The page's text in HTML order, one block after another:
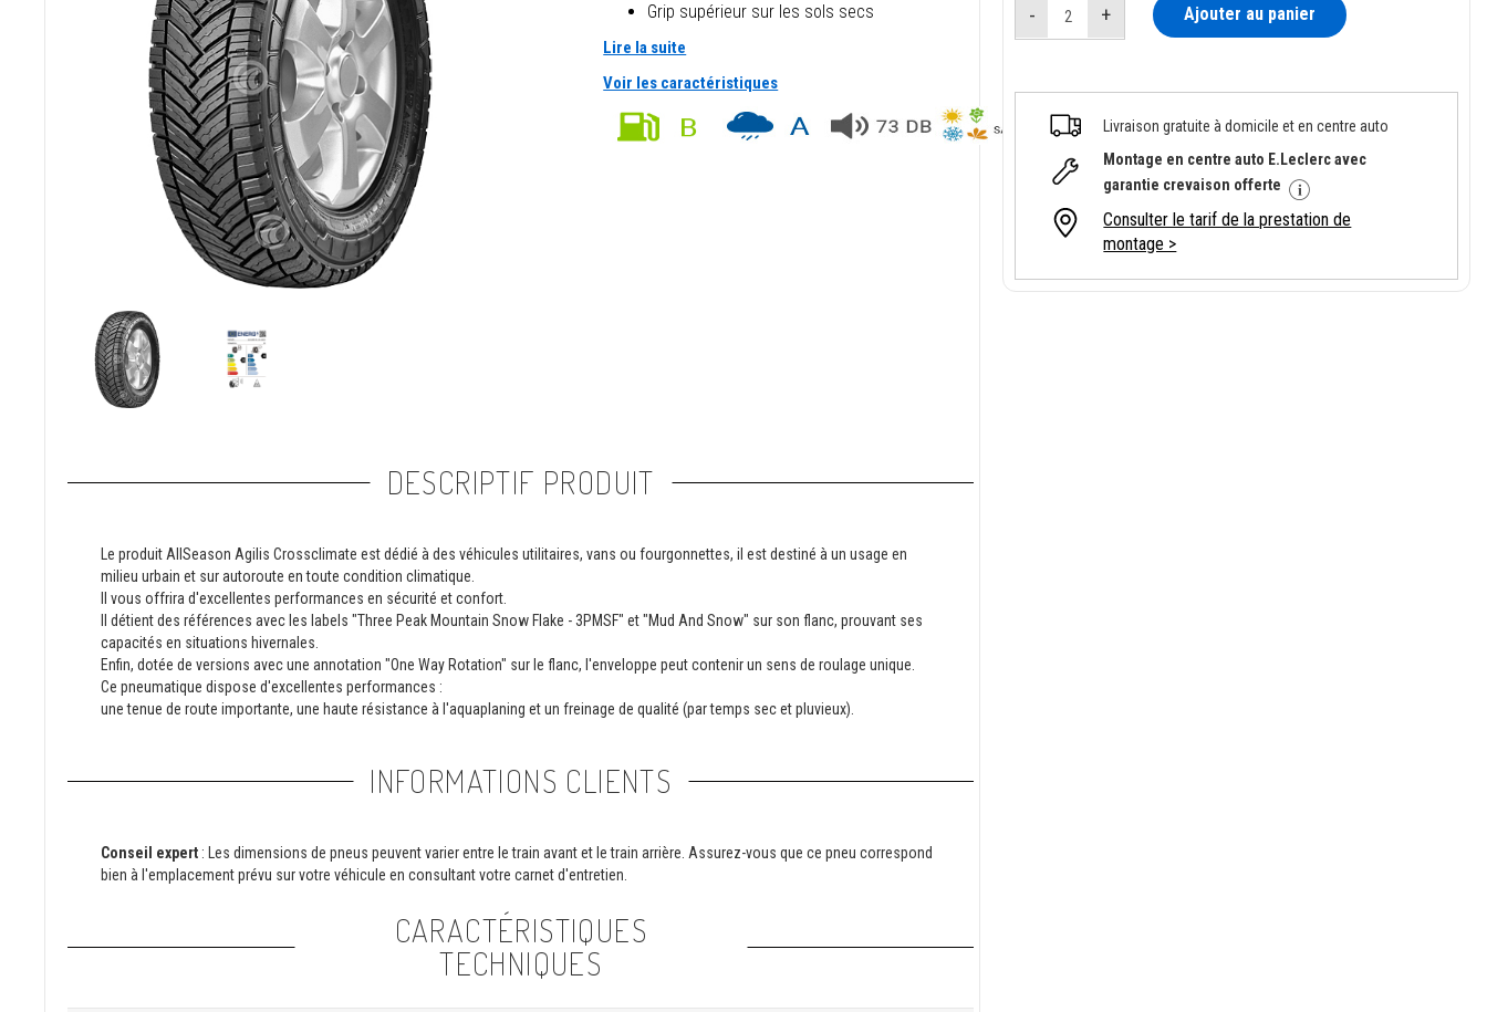
Grip supérieur sur les sols secs
Lire la suite
Voir les caractéristiques
DESCRIPTIF PRODUIT
Le produit AllSeason Agilis Crossclimate est dédié à des véhicules utilitaires, vans ou fourgonnettes, il est destiné à un usage en
milieu urbain et sur autoroute en toute condition climatique.
Il vous offrira d'excellentes performances en sécurité et confort.
Il détient des références avec les labels "Three Peak Mountain Snow Flake - 3PMSF" et "Mud And Snow" sur son flanc, prouvant ses
capacités en situations hivernales.
Enfin, dotée de versions avec une annotation "One Way Rotation" sur le flanc, l'enveloppe peut contenir un sens de roulage unique.
Ce pneumatique dispose d'excellentes performances :
une tenue de route importante, une haute résistance à l'aquaplaning et un freinage de qualité (par temps sec et pluvieux).
INFORMATIONS CLIENTS
Conseil expert : Les dimensions de pneus peuvent varier entre le train avant et le train arrière. Assurez-vous que ce pneu correspond
bien à l'emplacement prévu sur votre véhicule en consultant votre carnet d'entretien.
CARACTÉRISTIQUES
TECHNIQUES
Ajouter au panier
Livraison gratuite à domicile et en centre auto
Montage en centre auto E.Leclerc avec
garantie crevaison offerte
Consulter le tarif de la prestation de
montage >